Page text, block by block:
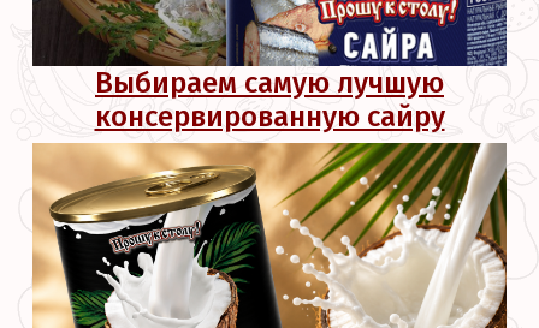
Выбираем самую лучшую
консервированную сайру